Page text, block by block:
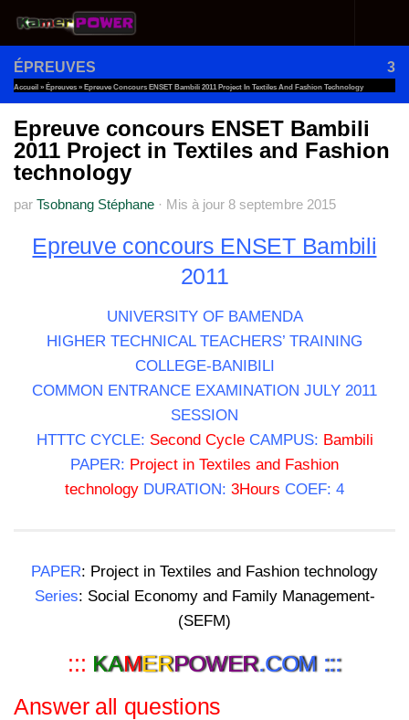
Au dessous du contenu
ÉPREUVES 3
Accueil » Épreuves » Epreuve Concours ENSET Bambili 2011 Project In Textiles And Fashion Technology
Epreuve concours ENSET Bambili
2011 Project in Textiles and Fashion
technology
par Tsobnang Stéphane · Mis à jour 8 septembre 2015
Epreuve concours ENSET Bambili
2011
UNIVERSITY OF BAMENDA
HIGHER TECHNICAL TEACHERS’ TRAINING
COLLEGE-BANIBILI
COMMON ENTRANCE EXAMINATION JULY 2011
SESSION
HTTTC CYCLE: Second CycleCAMPUS: Bambili
PAPER: Project in Textiles and Fashion
technology DURATION: 3Hours COEF: 4
PAPER: Project in Textiles and Fashion technology
Series: Social Economy and Family Management-
(SEFM)
::: KAMERPOWER.COM :::
Answer all questions